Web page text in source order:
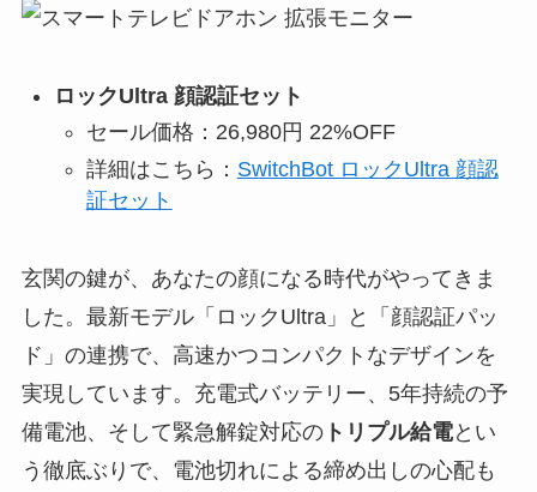
ロックUltra 顔認証セット
セール価格：26,980円 22%OFF
詳細はこちら： SwitchBot ロックUltra 顔認
証セット
玄関の鍵が、あなたの顔になる時代がやってきま
した。最新モデル「ロックUltra」と「顔認証パッ
ド」の連携で、高速かつコンパクトなデザインを
実現しています。充電式バッテリー、5年持続の予
備電池、そして緊急解錠対応のトリプル給電とい
う徹底ぶりで、電池切れによる締め出しの心配も